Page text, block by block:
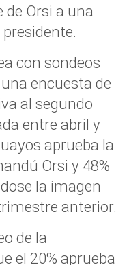
Orsi a una
con sondeos
encuesta de
al segundo
entre abril y
aprueba la
Orsi y 48%
la imagen
anterior.
de la
el 20% aprueba